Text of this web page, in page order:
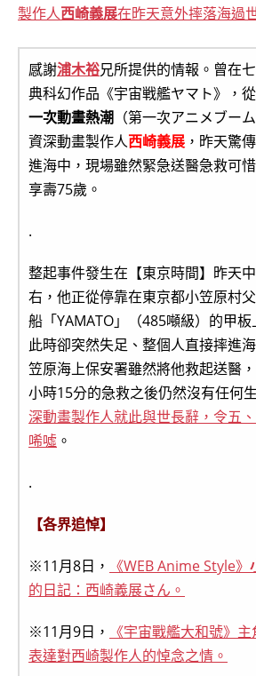
製作人西崎義展在昨天意外摔落海過
感謝浦木裕兄所提供的情報。曾在
典科幻作品《宇宙戦艦ヤマト》，
一次動畫熱潮 （第一次アニメブー
資深動畫製作人西崎義展 ，昨天驚
進海中，現場雖然緊急送醫急救可
享壽75歲。
.
整起事件發生在【東京時間】昨天
右，他正從停靠在東京都小笠原村
船「YAMATO」（485噸級）的甲板
此時卻突然失足、整個人直接摔進
笠原海上保安署雖然將他救起送醫
小時15分的急救之後仍然沒有任何
深動畫製作人就此與世長辭，令五
唏噓 。
.
【各界追悼】
※11月8日， 《WEB Anime Style》
的日記：西崎義展さん。
※11月9日，
《宇宙戰艦大和號》
表達對西崎製作人的悼念之情。